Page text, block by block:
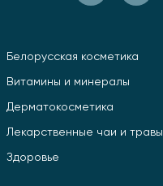
Белорусская косметика
Витамины и минералы
Дерматокосметика
Лекарственные чаи и травы
Здоровье